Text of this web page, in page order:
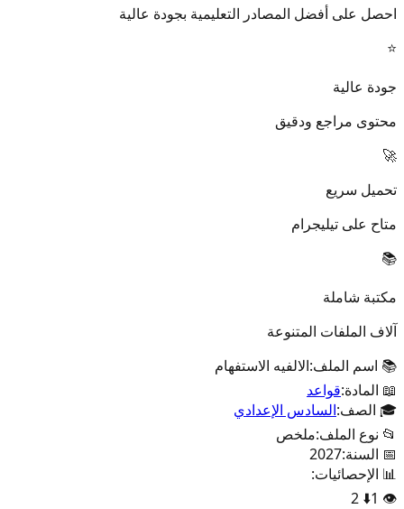
احصل على أفضل المصادر التعليمية بجودة عالية
⭐
جودة عالية
محتوى مراجع ودقيق
🚀
تحميل سريع
متاح على تيليجرام
📚
مكتبة شاملة
آلاف الملفات المتنوعة
📚 اسم الملف:الالفيه الاستفهام
📖 المادة:قواعد
🎓 الصف:السادس الإعدادي
📂 نوع الملف:ملخص
📅 السنة:2027
📊 الإحصائيات:
👁️
1
⬇️
2